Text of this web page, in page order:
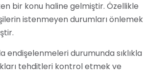
bir konu haline gelmiştir. Özellikle
istenmeyen durumları önlemek
endişelenmeleri durumunda sıklıkla
tehditleri kontrol etmek ve